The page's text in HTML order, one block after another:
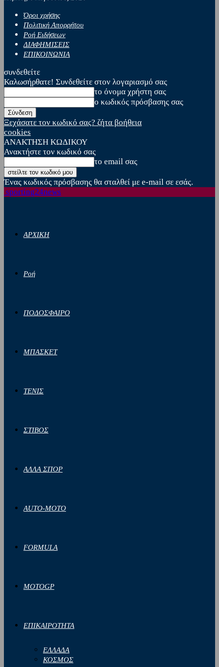
Όροι χρήσης
Πολιτική Απορρήτου
Ροή Ειδήσεων
ΔΙΑΦΗΜΙΣΕΙΣ
ΕΠΙΚΟΙΝΩΝΙΑ
συνδεθείτε
Καλωσήρθατε! Συνδεθείτε στον λογαριασμό σας
το όνομα χρήστη σας
ο κωδικός πρόσβασης σας
Ξεχάσατε τον κωδικό σας? ζήτα βοήθεια
cookies
ΑΝΑΚΤΗΣΗ ΚΩΔΙΚΟΥ
Ανακτήστε τον κωδικό σας
το email σας
Ένας κωδικός πρόσβασης θα σταλθεί με e-mail σε εσάς.
sporting24news
ΑΡΧΙΚΗ
Ροή
ΠΟΔΟΣΦΑΙΡΟ
ΜΠΑΣΚΕΤ
ΤΕΝΙΣ
ΣΤΙΒΟΣ
ΑΛΛΑ ΣΠΟΡ
AUTO-MOTO
FORMULA
MOTOGP
ΕΠΙΚΑΙΡΟΤΗΤΑ
ΕΛΛΑΔΑ
ΚΟΣΜΟΣ